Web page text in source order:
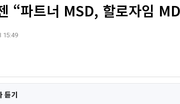
“파트너 MSD, 할로자임
15:49
듣기